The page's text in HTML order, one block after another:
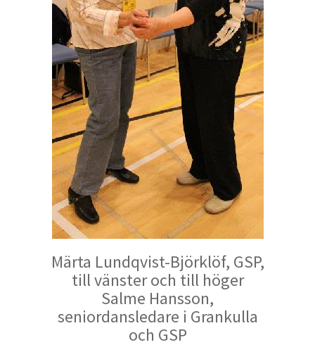
Märta Lundqvist-Björklöf, GSP,
till vänster och till höger
Salme Hansson,
seniordansledare i Grankulla
och GSP